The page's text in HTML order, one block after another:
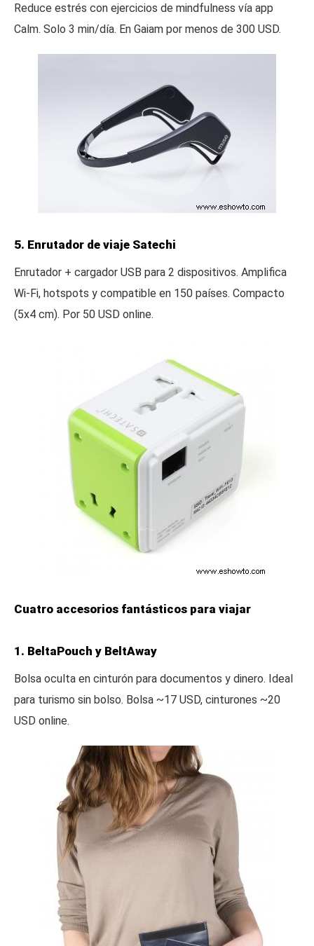
Reduce estrés con ejercicios de mindfulness vía app
Calm. Solo 3 min/día. En Gaiam por menos de 300 USD.
5. Enrutador de viaje Satechi
Enrutador + cargador USB para 2 dispositivos. Amplifica
Wi-Fi, hotspots y compatible en 150 países. Compacto
(5x4 cm). Por 50 USD online.
Cuatro accesorios fantásticos para viajar
1. BeltaPouch y BeltAway
Bolsa oculta en cinturón para documentos y dinero. Ideal
para turismo sin bolso. Bolsa ~17 USD, cinturones ~20
USD online.